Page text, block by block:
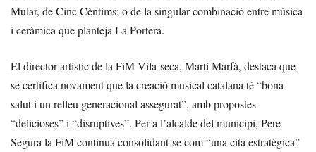
Mular, de Cinc Cèntims; o de la singular combinació entre música
i ceràmica que planteja La Portera.
El director artístic de la FiM Vila-seca, Martí Marfà, destaca que
se certifica novament que la creació musical catalana té “bona
salut i un relleu generacional assegurat”, amb propostes
“delicioses” i “disruptives”. Per a l’alcalde del municipi, Pere
Segura la FiM continua consolidant-se com “una cita estratègica”